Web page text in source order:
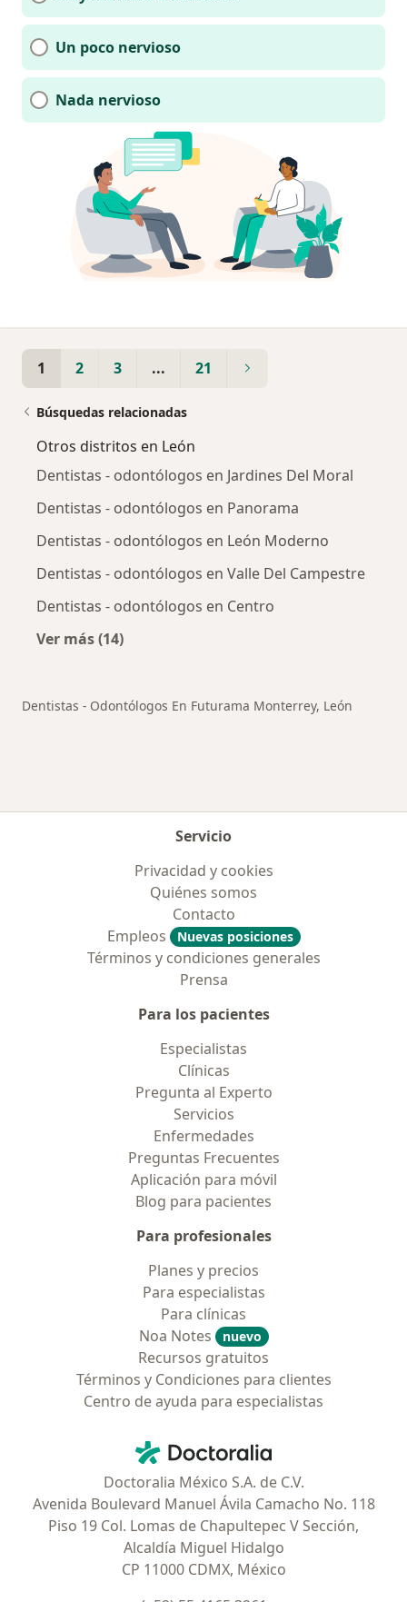
Un poco nervioso
Nada nervioso
1 2 3 ... 21
Búsquedas relacionadas
Otros distritos en León
Dentistas - odontólogos en Jardines Del Moral
Dentistas - odontólogos en Panorama
Dentistas - odontólogos en León Moderno
Dentistas - odontólogos en Valle Del Campestre
Dentistas - odontólogos en Centro
Ver más (14)
Dentistas - Odontólogos En Futurama Monterrey, León
Servicio
Privacidad y cookies
Quiénes somos
Contacto
Empleos
Nuevas posiciones
Términos y condiciones generales
Prensa
Para los pacientes
Especialistas
Clínicas
Pregunta al Experto
Servicios
Enfermedades
Preguntas Frecuentes
Aplicación para móvil
Blog para pacientes
Para profesionales
Planes y precios
Para especialistas
Para clínicas
Noa Notes
nuevo
Recursos gratuitos
Términos y Condiciones para clientes
Centro de ayuda para especialistas
Doctoralia - Página de inicio
Doctoralia México S.A. de C.V.
Avenida Boulevard Manuel Ávila Camacho No. 118
Piso 19 Col. Lomas de Chapultepec V Sección,
Alcaldía Miguel Hidalgo
CP 11000 CDMX, México